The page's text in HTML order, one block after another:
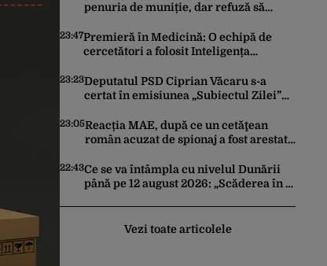
penuria de muniție, dar refuză să
nevoie de rachete”
23:47Premieră în Medicină: O echipă de
cercetători a folosit Inteligența
virusuri sintetice la tratarea de E.coli
23:23Deputatul PSD Ciprian Văcaru s-a
certat în emisiunea „Subiectul Zilei”
deficitul fiind motivul scandalului
23:05Reacția MAE, după ce un cetăţean
român acuzat de spionaj a fost arestat
ucrainean ca să asasineze un
producător de drone
22:43Ce se va întâmpla cu nivelul Dunării
până pe 12 august 2026: „Scăderea în 7
Vezi toate articolele